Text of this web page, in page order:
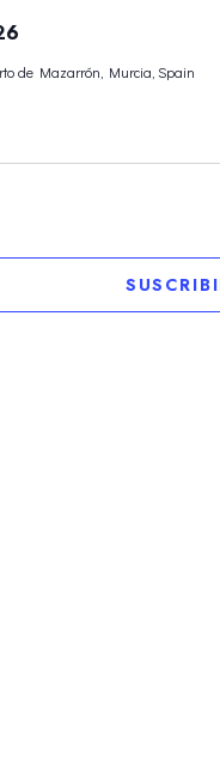
de Mazarrón, Murcia, Spain